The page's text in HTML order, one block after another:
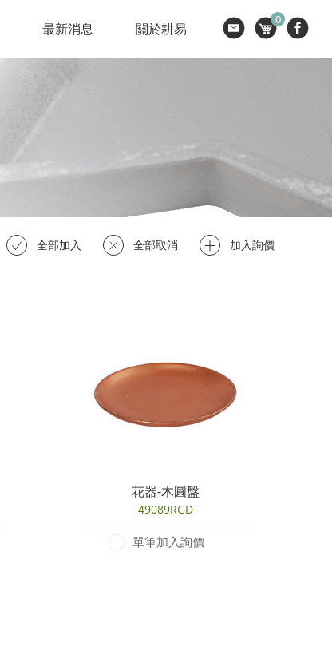
最新消息 關於耕易
0
全部加入 全部取消 加入詢價
花器-木圓盤
49089RGD
單筆加入詢價